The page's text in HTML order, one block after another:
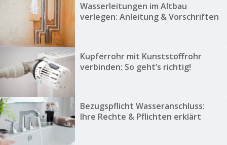
Wasserleitungen im Altbau
verlegen: Anleitung & Vorschriften
Kupferrohr mit Kunststoffrohr
verbinden: So geht’s richtig!
Bezugspflicht Wasseranschluss:
Ihre Rechte & Pflichten erklärt